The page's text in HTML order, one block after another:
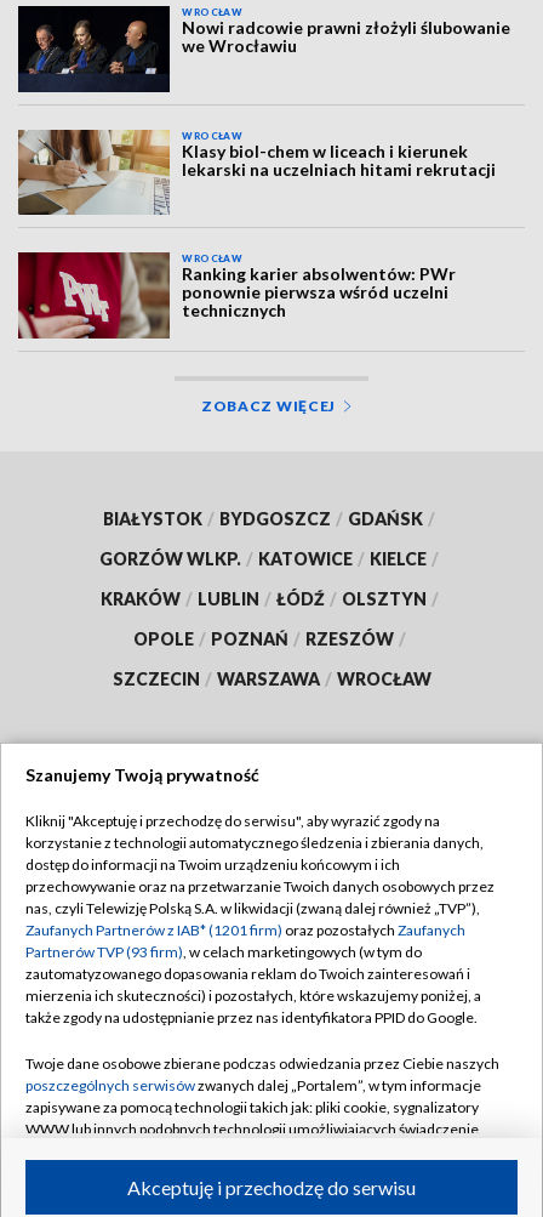
WROCŁAW
Nowi radcowie prawni złożyli ślubowanie
we Wrocławiu
WROCŁAW
Klasy biol-chem w liceach i kierunek
lekarski na uczelniach hitami rekrutacji
WROCŁAW
Ranking karier absolwentów: PWr
ponownie pierwsza wśród uczelni
technicznych
ZOBACZ WIĘCEJ
BIAŁYSTOK / BYDGOSZCZ / GDAŃSK /
GORZÓW WLKP. / KATOWICE / KIELCE /
KRAKÓW / LUBLIN / ŁÓDŹ / OLSZTYN /
OPOLE / POZNAŃ / RZESZÓW /
SZCZECIN / WARSZAWA / WROCŁAW
TVP
Abonament TVP
Emisja w TVP
Centrum informacji TVP
Naziemna Telewizja Cyfrowa
Rada Programowa
System NOS
Informacje o nadawcy
Program dla prasy
Regulamin TVP
Polityka prywatności
Moje zgody
Pomoc
Kontakt
Kanały
Szanujemy Twoją prywatność
Kliknij "Akceptuję i przechodzę do serwisu", aby wyrazić zgody na
korzystanie z technologii automatycznego śledzenia i zbierania danych,
dostęp do informacji na Twoim urządzeniu końcowym i ich
przechowywanie oraz na przetwarzanie Twoich danych osobowych przez
nas, czyli Telewizję Polską S.A. w likwidacji (zwaną dalej również „TVP”),
Zaufanych Partnerów z IAB* (1201 firm) oraz pozostałych Zaufanych
Partnerów TVP (93 firm), w celach marketingowych (w tym do
zautomatyzowanego dopasowania reklam do Twoich zainteresowań i
mierzenia ich skuteczności) i pozostałych, które wskazujemy poniżej, a
także zgody na udostępnianie przez nas identyfikatora PPID do Google.
Twoje dane osobowe zbierane podczas odwiedzania przez Ciebie naszych
poszczególnych serwisówzwanych dalej „Portalem”, w tym informacje
zapisywane za pomocą technologii takich jak: pliki cookie, sygnalizatory
WWW lub innych podobnych technologii umożliwiających świadczenie
ruchu w Internecie.Akceptuję i przechodzę do serwisu